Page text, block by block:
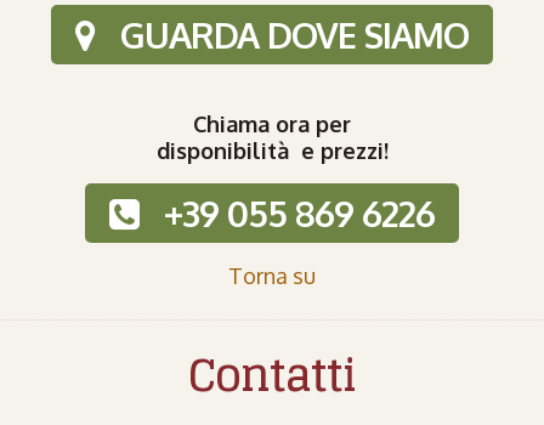
GUARDA DOVE SIAMO
Chiama ora per
disponibilità e prezzi!
+39 055 869 6226
Torna su
Contatti